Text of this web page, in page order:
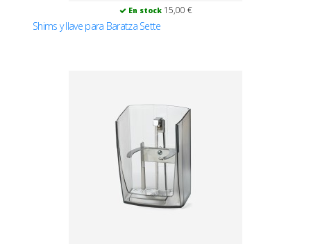
En stock 15,00 €
Shims y llave para Baratza Sette